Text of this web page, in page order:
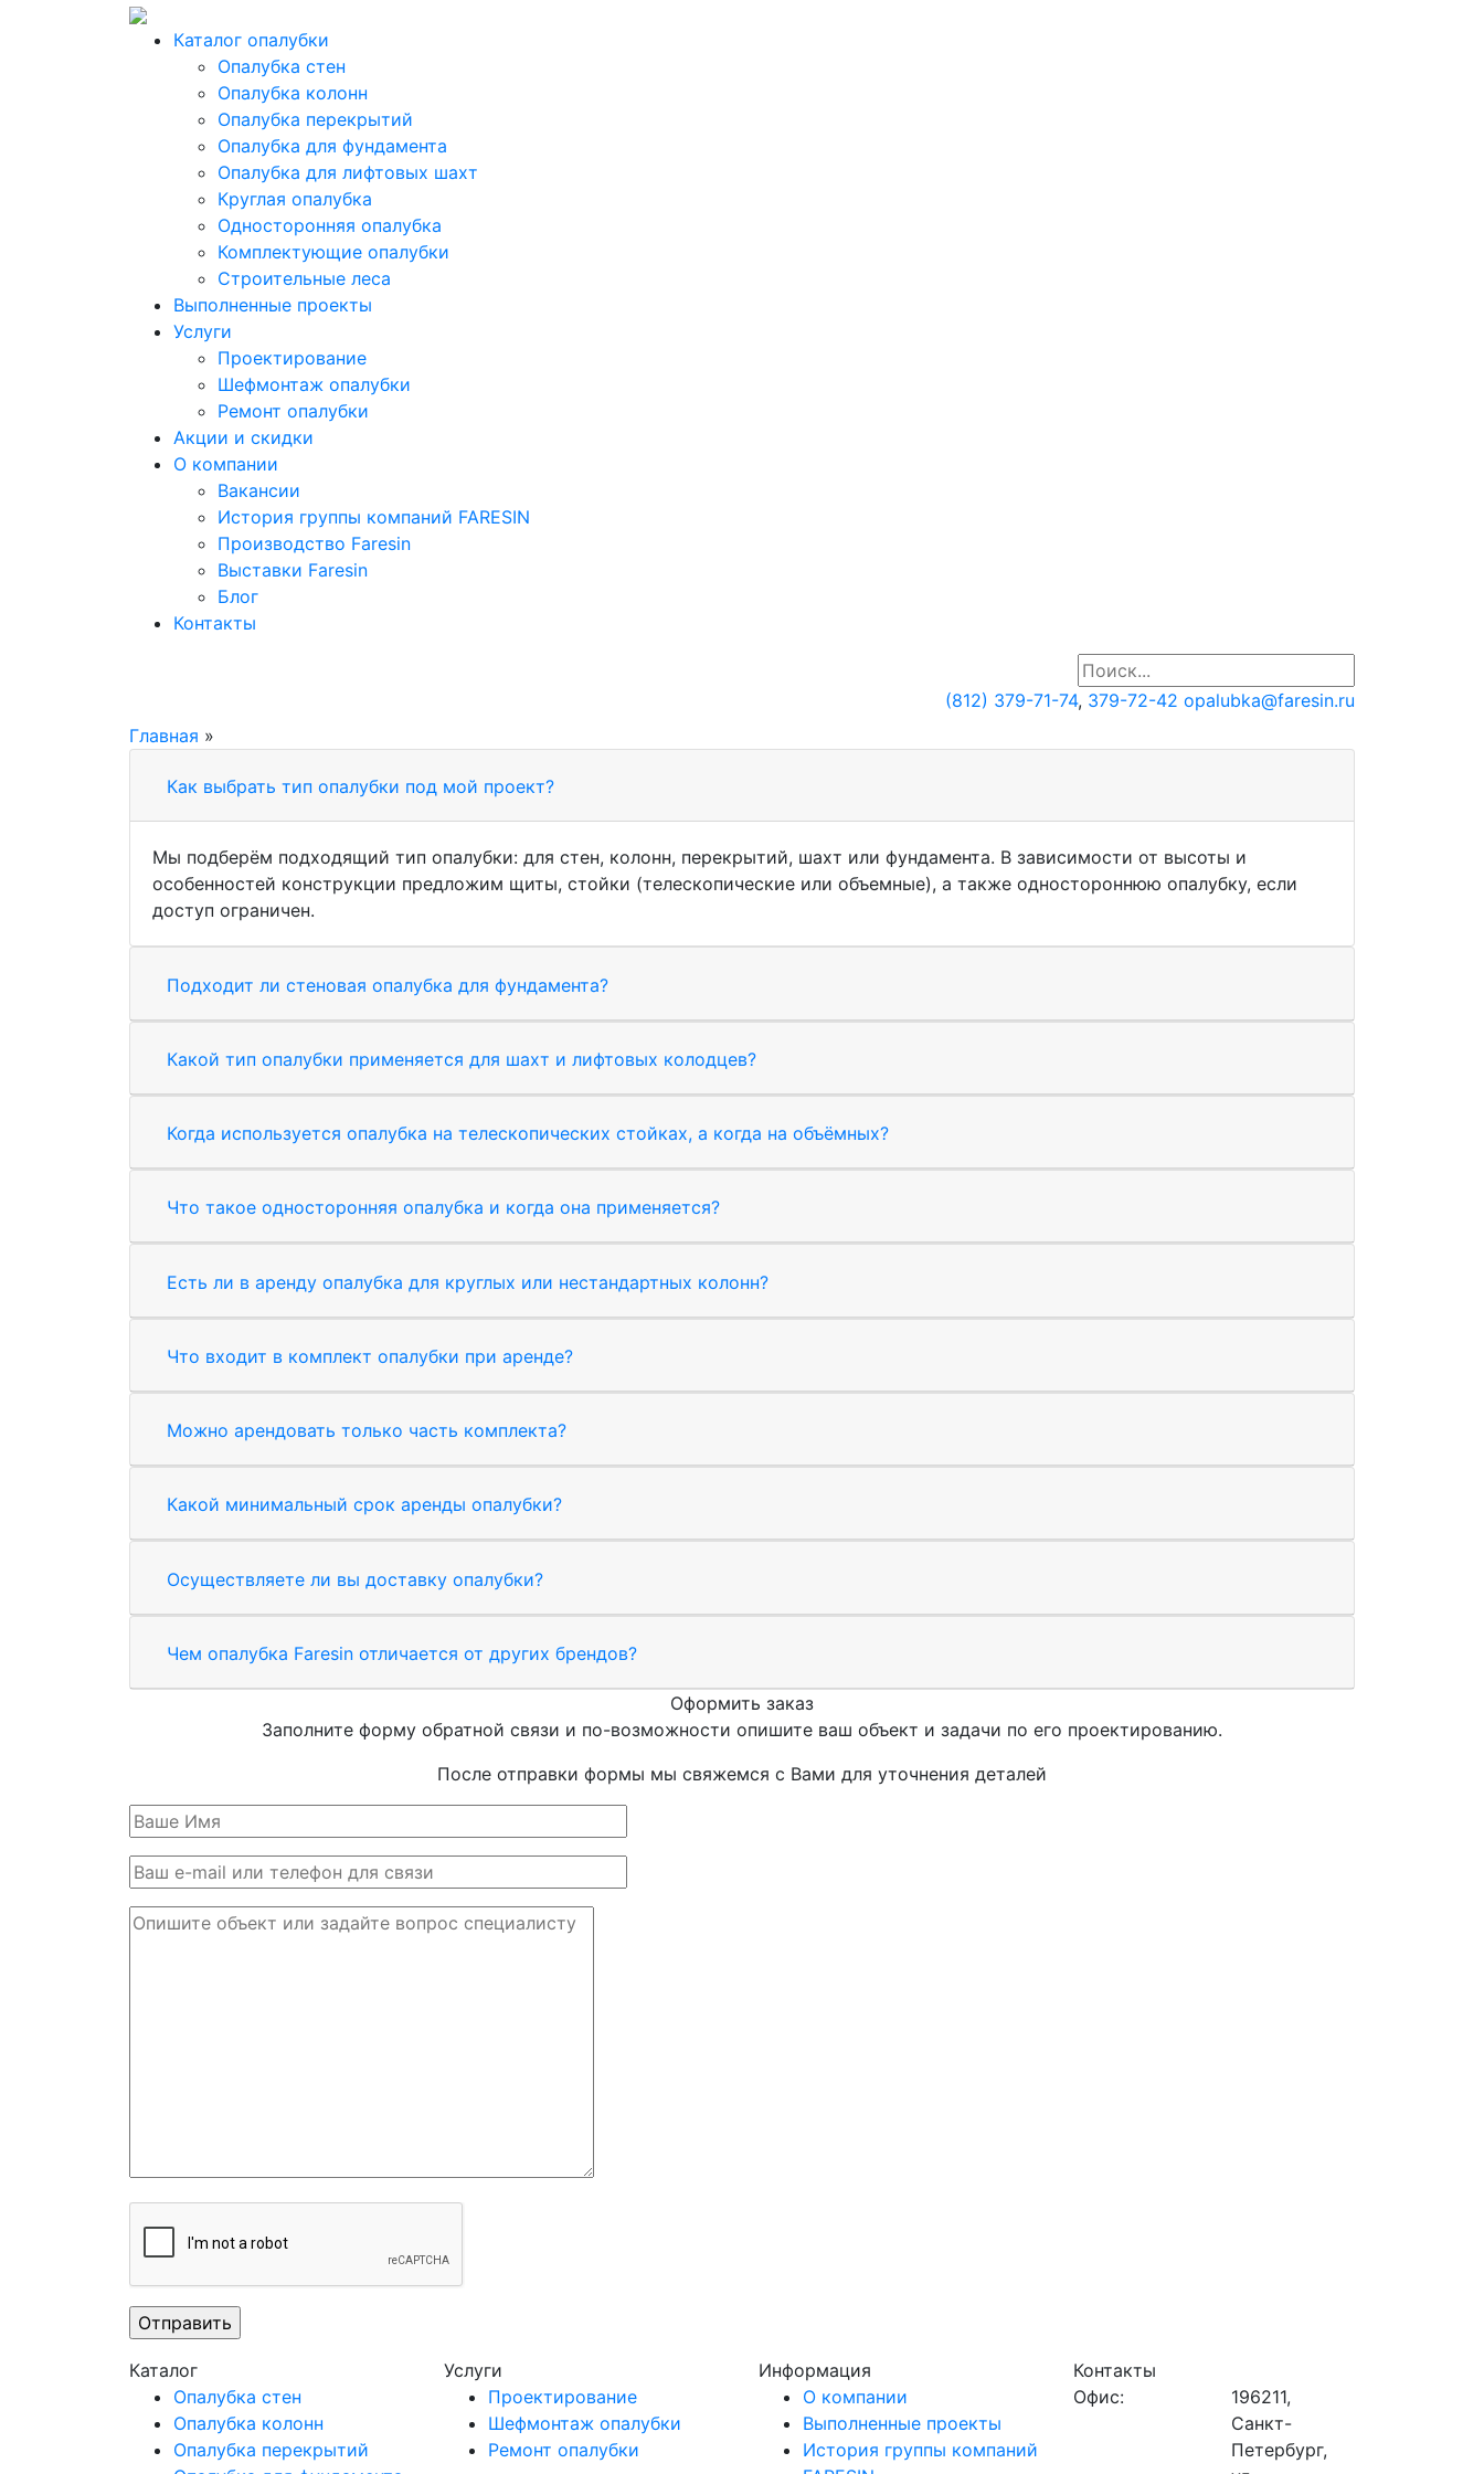
Каталог опалубки
Опалубка стен
Опалубка колонн
Опалубка перекрытий
Опалубка для фундамента
Опалубка для лифтовых шахт
Круглая опалубка
Односторонняя опалубка
Комплектующие опалубки
Строительные леса
Выполненные проекты
Услуги
Проектирование
Шефмонтаж опалубки
Ремонт опалубки
Акции и скидки
О компании
Вакансии
История группы компаний FARESIN
Производство Faresin
Выставки Faresin
Блог
Контакты
(812) 379-71-74, 379-72-42 opalubka@faresin.ru
Главная »
Как выбрать тип опалубки под мой проект?
Мы подберём подходящий тип опалубки: для стен, колонн, перекрытий, шахт или фундамента. В зависимости от высоты и
особенностей конструкции предложим щиты, стойки (телескопические или объемные), а также одностороннюю опалубку, если
доступ ограничен.
Подходит ли стеновая опалубка для фундамента?
Какой тип опалубки применяется для шахт и лифтовых колодцев?
Когда используется опалубка на телескопических стойках, а когда на объёмных?
Что такое односторонняя опалубка и когда она применяется?
Есть ли в аренду опалубка для круглых или нестандартных колонн?
Что входит в комплект опалубки при аренде?
Можно арендовать только часть комплекта?
Какой минимальный срок аренды опалубки?
Осуществляете ли вы доставку опалубки?
Чем опалубка Faresin отличается от других брендов?
Оформить заказ
Заполните форму обратной связи и по-возможности опишите ваш объект и задачи по его проектированию.
После отправки формы мы свяжемся с Вами для уточнения деталей
Каталог
Опалубка стен
Опалубка колонн
Опалубка перекрытий
Услуги
Проектирование
Шефмонтаж опалубки
Ремонт опалубки
Информация
О компании
Выполненные проекты
История группы компаний
Контакты
Офис:
196211,
Санкт-
Петербург,